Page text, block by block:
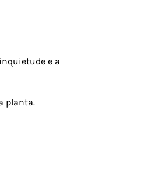
e a
planta.